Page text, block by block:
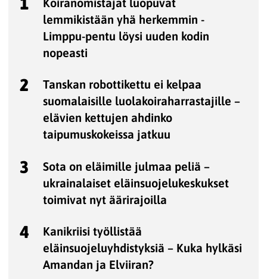
lemmikistään yhä herkemmin -
Limppu-pentu löysi uuden kodin
nopeasti
2
Tanskan robottikettu ei kelpaa
suomalaisille luolakoiraharrastajille –
elävien kettujen ahdinko
taipumuskokeissa jatkuu
3
Sota on eläimille julmaa peliä –
ukrainalaiset eläinsuojelukeskukset
toimivat nyt äärirajoilla
4
Kanikriisi työllistää
eläinsuojeluyhdistyksiä – Kuka hylkäsi
Amandan ja Elviiran?